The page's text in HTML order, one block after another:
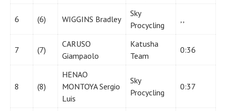
6 (6) WIGGINS Bradley
Sky
Procycling
7 (7)
CARUSO
Giampaolo
Katusha
Team
0:36
8 (8)
HENAO
MONTOYA Sergio
Luis
Sky
Procycling
0:37